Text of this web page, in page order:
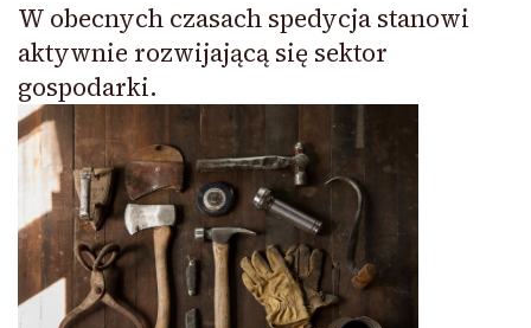
W obecnych czasach spedycja stanowi
aktywnie rozwijającą się sektor
gospodarki.